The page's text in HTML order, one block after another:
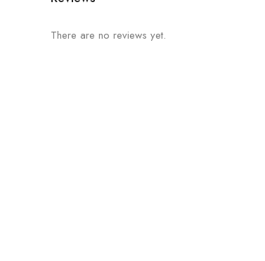
There are no reviews yet.